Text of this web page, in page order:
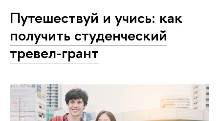
Путешествуй и учись: как
получить студенческий
тревел-грант